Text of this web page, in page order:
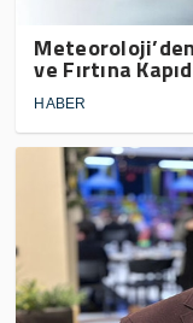
ve Fırtına
HABER